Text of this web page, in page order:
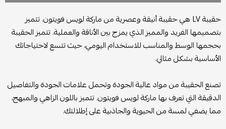
حقيبة LV هي حقيبة أنيقة وعصرية من ماركة لويس فويتون. تتميز
بتصميمها الفريد والمميز الذي يمزج بين الأناقة والعملية. تتميز الحقيبة
بحجمها الوسط والمناسب للاستخدام اليومي، حيث تتسع لاحتياجاتك
الأساسية بشكل مثالي.
تصنع الحقيبة من مواد عالية الجودة وتحمل علامات الجودة والتفاصيل
الدقيقة التي تعرف بها ماركة لويس فويتون. تتميز باللون الزاهي والمبهج،
مما يضفي لمسة من الحيوية والجاذبية على إطلالتك.